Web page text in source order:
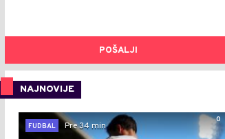
POŠALJI
NAJNOVIJE
0
FUDBAL
Pre 34 min